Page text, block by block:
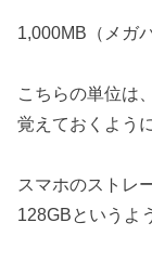
1,000MB（メガ
こちらの単位は
覚えておくよう
スマホのストレ
128GBというよ